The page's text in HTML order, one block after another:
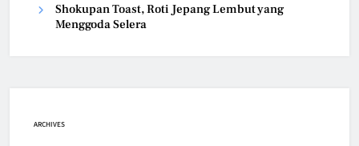
Shokupan Toast, Roti Jepang Lembut yang
Menggoda Selera
ARCHIVES